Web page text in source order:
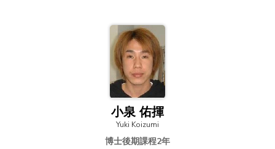
小泉 佑揮
Yuki Koizumi
博士後期課程2年